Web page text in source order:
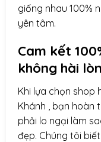
giống nhau 100%
yên tâm.
Cam kết
không hài
Khi lựa chọn shop
Khánh , bạn hoàn
phải lo ngại làm
đẹp. Chúng tôi